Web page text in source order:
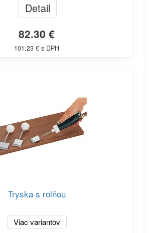
Detail
82.30 €
101.23 € s DPH
Tryska s rolňou
Viac variantov